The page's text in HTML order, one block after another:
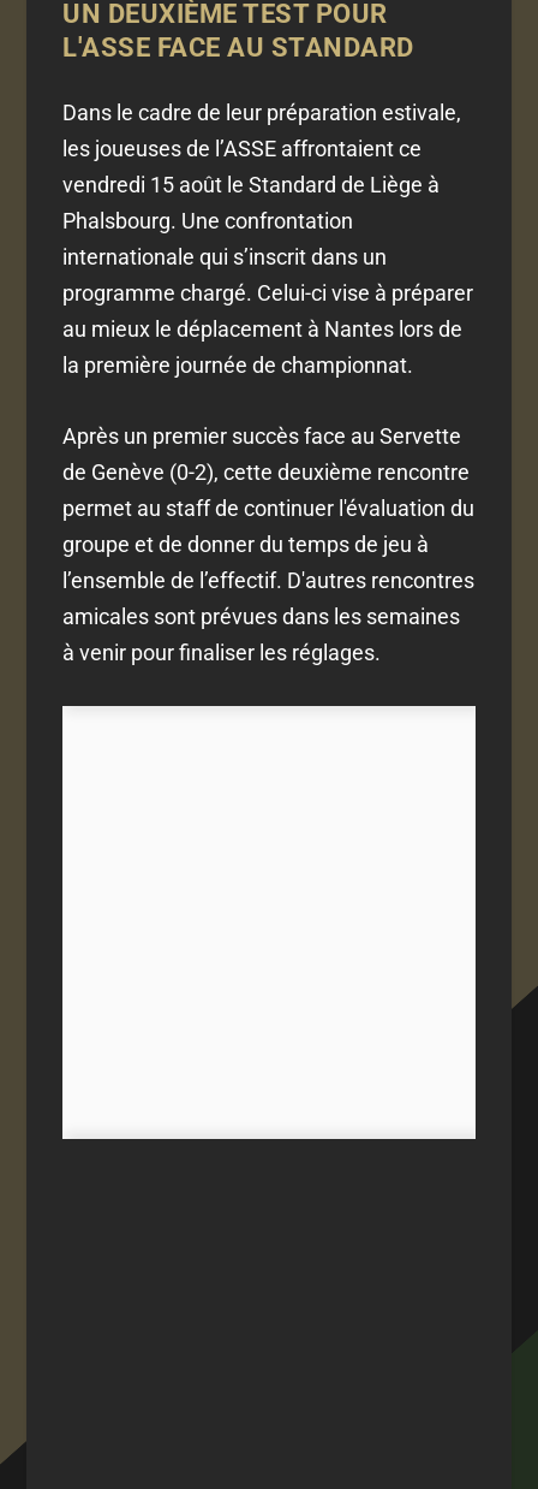
UN DEUXIÈME TEST POUR
L'ASSE FACE AU STANDARD
Dans le cadre de leur préparation estivale,
les joueuses de l’ASSE affrontaient ce
vendredi 15 août le Standard de Liège à
Phalsbourg. Une confrontation
internationale qui s’inscrit dans un
programme chargé. Celui-ci vise à préparer
au mieux le déplacement à Nantes lors de
la première journée de championnat.
Après un premier succès face au Servette
de Genève (0-2), cette deuxième rencontre
permet au staff de continuer l'évaluation du
groupe et de donner du temps de jeu à
l’ensemble de l’effectif. D'autres rencontres
amicales sont prévues dans les semaines
à venir pour finaliser les réglages.